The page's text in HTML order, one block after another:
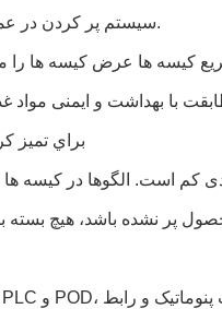
4سیستم پر کردن در عملیات متناوب و سیستم خلاء در عملیات مداوم.
7براي
نشده باشد، هیچ بسته